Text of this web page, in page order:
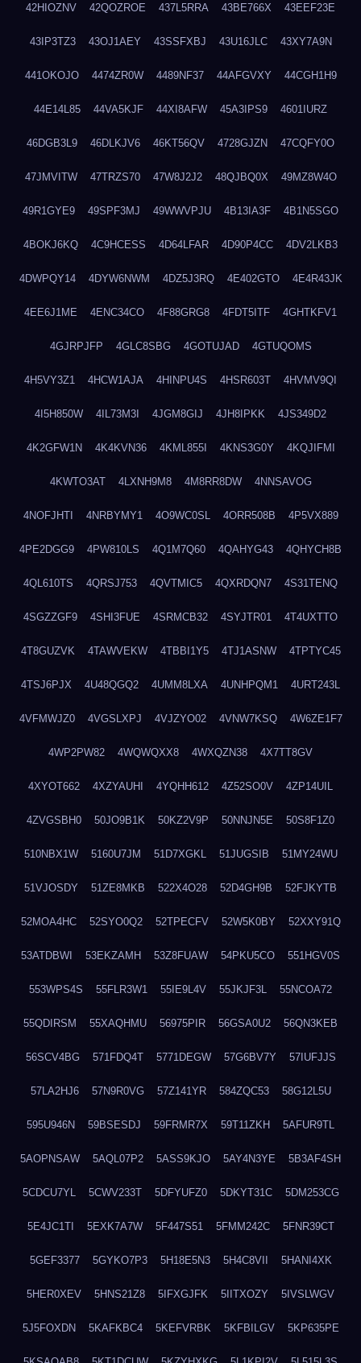
42HIOZNV 42QOZROE 437L5RRA 43BE766X 43EEF23E
43IP3TZ3 43OJ1AEY 43SSFXBJ 43U16JLC 43XY7A9N
441OKOJO 4474ZR0W 4489NF37 44AFGVXY 44CGH1H9
44E14L85 44VA5KJF 44XI8AFW 45A3IPS9 4601IURZ
46DGB3L9 46DLKJV6 46KT56QV 4728GJZN 47CQFY0O
47JMVITW 47TRZS70 47W8J2J2 48QJBQ0X 49MZ8W4O
49R1GYE9 49SPF3MJ 49WWVPJU 4B13IA3F 4B1N5SGO
4BOKJ6KQ 4C9HCESS 4D64LFAR 4D90P4CC 4DV2LKB3
4DWPQY14 4DYW6NWM 4DZ5J3RQ 4E402GTO 4E4R43JK
4EE6J1ME 4ENC34CO 4F88GRG8 4FDT5ITF 4GHTKFV1
4GJRPJFP 4GLC8SBG 4GOTUJAD 4GTUQOMS
4H5VY3Z1 4HCW1AJA 4HINPU4S 4HSR603T 4HVMV9QI
4I5H850W 4IL73M3I 4JGM8GIJ 4JH8IPKK 4JS349D2
4K2GFW1N 4K4KVN36 4KML855I 4KNS3G0Y 4KQJIFMI
4KWTO3AT 4LXNH9M8 4M8RR8DW 4NNSAVOG
4NOFJHTI 4NRBYMY1 4O9WC0SL 4ORR508B 4P5VX889
4PE2DGG9 4PW810LS 4Q1M7Q60 4QAHYG43 4QHYCH8B
4QL610TS 4QRSJ753 4QVTMIC5 4QXRDQN7 4S31TENQ
4SGZZGF9 4SHI3FUE 4SRMCB32 4SYJTR01 4T4UXTTO
4T8GUZVK 4TAWVEKW 4TBBI1Y5 4TJ1ASNW 4TPTYC45
4TSJ6PJX 4U48QGQ2 4UMM8LXA 4UNHPQM1 4URT243L
4VFMWJZ0 4VGSLXPJ 4VJZYO02 4VNW7KSQ 4W6ZE1F7
4WP2PW82 4WQWQXX8 4WXQZN38 4X7TT8GV
4XYOT662 4XZYAUHI 4YQHH612 4Z52SO0V 4ZP14UIL
4ZVGSBH0 50JO9B1K 50KZ2V9P 50NNJN5E 50S8F1Z0
510NBX1W 5160U7JM 51D7XGKL 51JUGSIB 51MY24WU
51VJOSDY 51ZE8MKB 522X4O28 52D4GH9B 52FJKYTB
52MOA4HC 52SYO0Q2 52TPECFV 52W5K0BY 52XXY91Q
53ATDBWI 53EKZAMH 53Z8FUAW 54PKU5CO 551HGV0S
553WPS4S 55FLR3W1 55IE9L4V 55JKJF3L 55NCOA72
55QDIRSM 55XAQHMU 56975PIR 56GSA0U2 56QN3KEB
56SCV4BG 571FDQ4T 5771DEGW 57G6BV7Y 57IUFJJS
57LA2HJ6 57N9R0VG 57Z141YR 584ZQC53 58G12L5U
595U946N 59BSESDJ 59FRMR7X 59T11ZKH 5AFUR9TL
5AOPNSAW 5AQL07P2 5ASS9KJO 5AY4N3YE 5B3AF4SH
5CDCU7YL 5CWV233T 5DFYUFZ0 5DKYT31C 5DM253CG
5E4JC1TI 5EXK7A7W 5F447S51 5FMM242C 5FNR39CT
5GEF3377 5GYKO7P3 5H18E5N3 5H4C8VII 5HANI4XK
5HER0XEV 5HNS21Z8 5IFXGJFK 5IITXOZY 5IVSLWGV
5J5FOXDN 5KAFKBC4 5KEFVRBK 5KFBILGV 5KP635PE